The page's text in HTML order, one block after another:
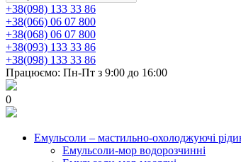
+38(098) 133 33 86
+38(066) 06 07 800
+38(068) 06 07 800
+38(093) 133 33 86
+38(098) 133 33 86
Працюємо: Пн-Пт з 9:00 до 16:00
0
Емульсоли – мастильно-охолоджуючі
Емульсоли-мор водорозчинні